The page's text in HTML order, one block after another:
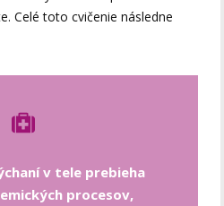
Celé toto cvičenie následne
v tele prebieha
procesov,